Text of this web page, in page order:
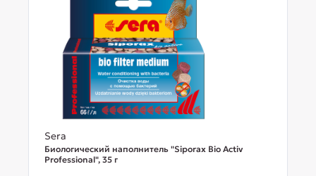
Sera
Биологический наполнитель "Siporax Bio Activ
Professional", 35 г